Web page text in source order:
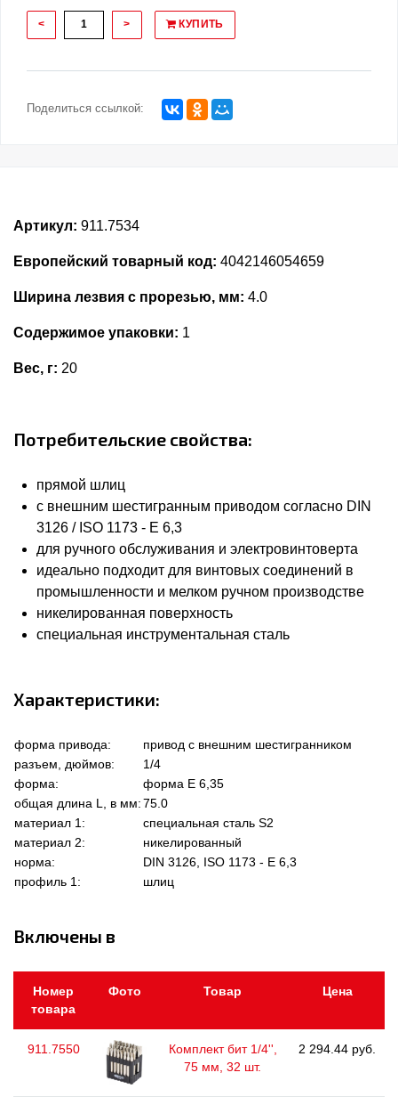
< > КУПИТЬ
Поделиться ссылкой:
Артикул: 911.7534
Европейский товарный код: 4042146054659
Ширина лезвия с прорезью, мм: 4.0
Содержимое упаковки: 1
Вес, г: 20
Потребительские свойства:
прямой шлиц
с внешним шестигранным приводом согласно DIN
3126 / ISO 1173 - E 6,3
для ручного обслуживания и электровинтоверта
идеально подходит для винтовых соединений в
промышленности и мелком ручном производстве
никелированная поверхность
специальная инструментальная сталь
Характеристики:
форма привода:
привод с внешним шестигранником
разъем, дюймов:
1/4
форма:
форма Е 6,35
общая длина L, в мм:75.0
материал 1:
специальная сталь S2
материал 2:
никелированный
норма:
DIN 3126, ISO 1173 - E 6,3
профиль 1:
шлиц
Включены в
Номер
товара
Фото Товар Цена
911.7550
Комплект бит 1/4'',
75 мм, 32 шт.
2 294.44 руб.